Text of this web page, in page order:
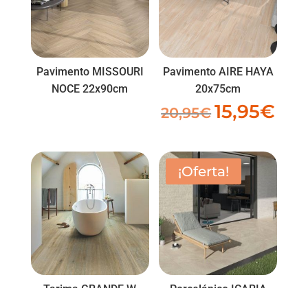
Pavimento MISSOURI
NOCE 22x90cm
Pavimento AIRE HAYA
20x75cm
20,95€ El
era:
20,95€.
15,95€
es:
¡Oferta!